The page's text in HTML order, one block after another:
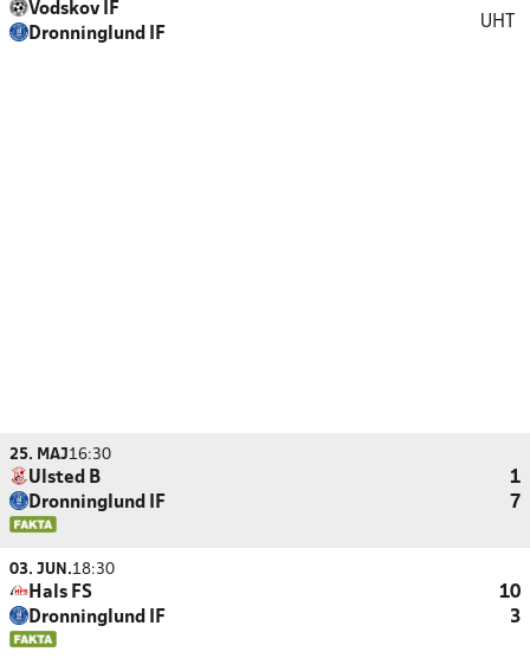
Vodskov IF
Dronninglund IF
UHT
25. MAJ16:30
Ulsted B
1
Dronninglund IF
7
03. JUN.18:30
Hals FS
10
Dronninglund IF
3